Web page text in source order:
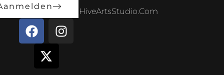
HiveArtsStudio.com
F
a
I
n
t
w